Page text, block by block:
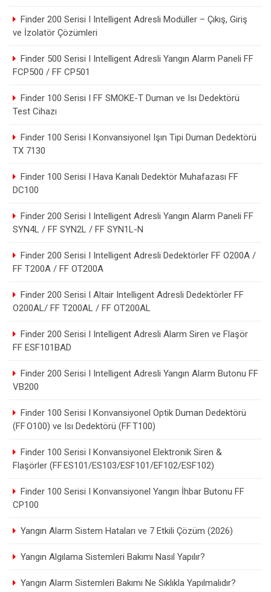
Finder 200 Serisi I Intelligent Adresli Modüller – Çıkış, Giriş
ve İzolatör Çözümleri
Finder 500 Serisi I Intelligent Adresli Yangın Alarm Paneli FF
FCP500 / FF CP501
Finder 100 Serisi I FF SMOKE-T Duman ve Isı Dedektörü
Test Cihazı
Finder 100 Serisi I Konvansiyonel Işın Tipi Duman Dedektörü
TX 7130
Finder 100 Serisi I Hava Kanalı Dedektör Muhafazası FF
DC100
Finder 200 Serisi I Intelligent Adresli Yangın Alarm Paneli FF
SYN4L / FF SYN2L / FF SYN1L-N
Finder 200 Serisi I Intelligent Adresli Dedektörler FF O200A /
FF T200A / FF OT200A
Finder 200 Serisi I Altair Intelligent Adresli Dedektörler FF
O200AL/ FF T200AL / FF OT200AL
Finder 200 Serisi I Intelligent Adresli Alarm Siren ve Flaşör
FF ESF101BAD
Finder 200 Serisi I Intelligent Adresli Yangın Alarm Butonu FF
VB200
Finder 100 Serisi I Konvansiyonel Optik Duman Dedektörü
(FF O100) ve Isı Dedektörü (FF T100)
Finder 100 Serisi I Konvansiyonel Elektronik Siren &
Flaşörler (FF ES101/ES103/ESF101/EF102/ESF102)
Finder 100 Serisi I Konvansiyonel Yangın İhbar Butonu FF
CP100
Yangın Alarm Sistem Hataları ve 7 Etkili Çözüm (2026)
Yangın Algılama Sistemleri Bakımı Nasıl Yapılır?
Yangın Alarm Sistemleri Bakımı Ne Sıklıkla Yapılmalıdır?